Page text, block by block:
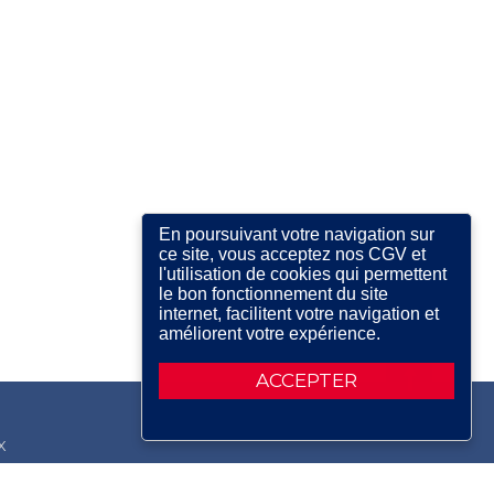
ACCEPTER
En poursuivant votre navigation sur
ce site, vous acceptez nos CGV et
l'utilisation de cookies qui permettent
le bon fonctionnement du site
internet, facilitent votre navigation et
améliorent votre expérience.